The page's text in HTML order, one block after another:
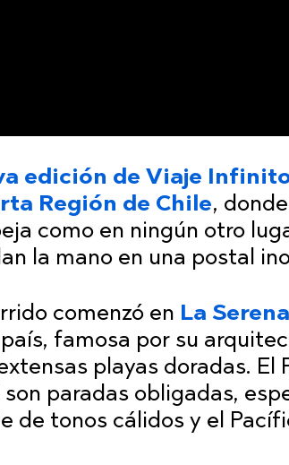
edición de Viaje
Región de Chile,
como en ningún otro
la mano en una postal
comenzó en La Serena
famosa por su
playas doradas. El
paradas obligadas,
de tonos cálidos y el